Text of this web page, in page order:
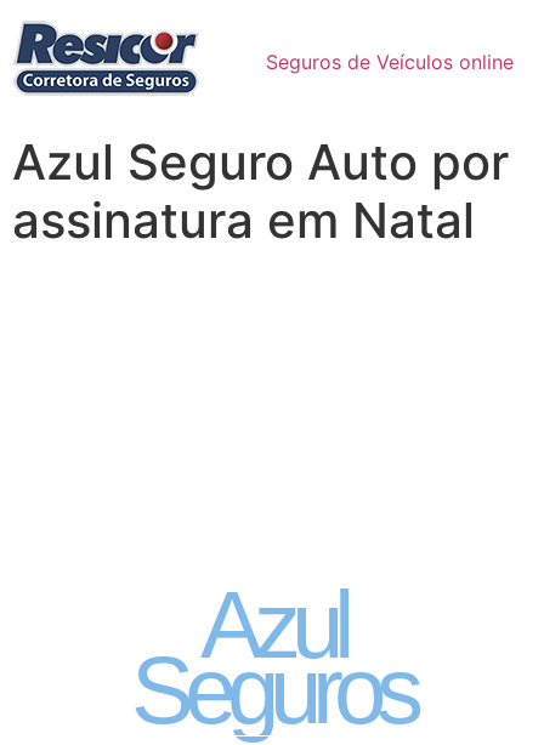
Seguros de Veículos online
Azul Seguro Auto por
assinatura em Natal
Azul
Seguros